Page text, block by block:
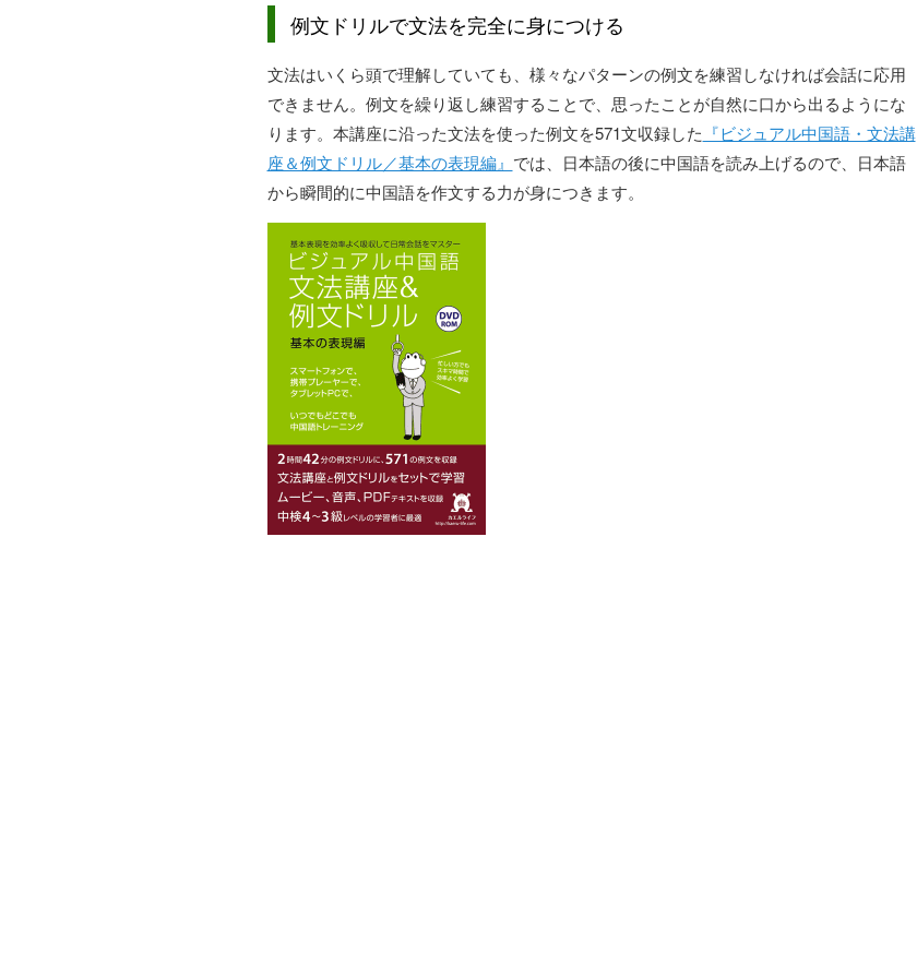
例文ドリルで文法を完全に身につける
文法はいくら頭で理解していても、様々なパターンの例文を練習しなければ会話に応用
できません。例文を繰り返し練習することで、思ったことが自然に口から出るようにな
ります。本講座に沿った文法を使った例文を571文収録した 『ビジュアル中国語・文法講
座＆例文ドリル／基本の表現編』 では、日本語の後に中国語を読み上げるので、日本語
から瞬間的に中国語を作文する力が身につきます。